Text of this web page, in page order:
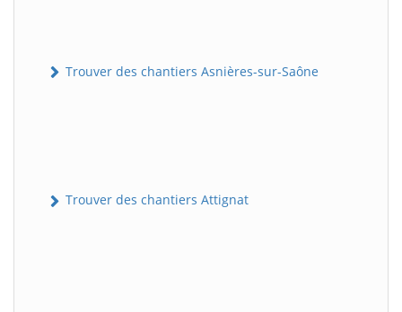
Trouver des chantiers Asnières-sur-Saône
Trouver des chantiers Attignat